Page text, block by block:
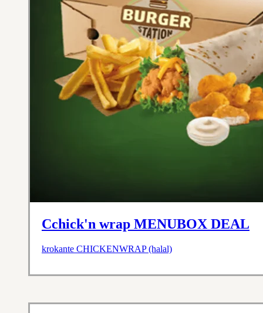
Cchick'n wrap MENUBOX DEAL
krokante CHICKENWRAP (halal)